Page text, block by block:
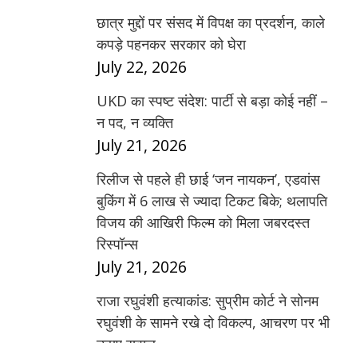
छात्र मुद्दों पर संसद में विपक्ष का प्रदर्शन, काले
कपड़े पहनकर सरकार को घेरा
July 22, 2026
UKD का स्पष्ट संदेश: पार्टी से बड़ा कोई नहीं –
न पद, न व्यक्ति
July 21, 2026
रिलीज से पहले ही छाई ‘जन नायकन’, एडवांस
बुकिंग में 6 लाख से ज्यादा टिकट बिके; थलापति
विजय की आखिरी फिल्म को मिला जबरदस्त
रिस्पॉन्स
July 21, 2026
राजा रघुवंशी हत्याकांड: सुप्रीम कोर्ट ने सोनम
रघुवंशी के सामने रखे दो विकल्प, आचरण पर भी